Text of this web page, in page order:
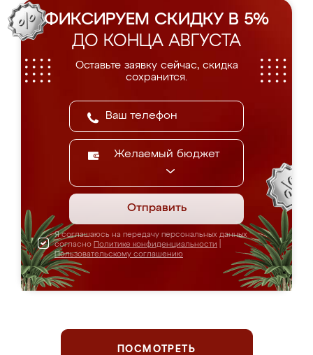
ФИКСИРУЕМ СКИДКУ В 5%
ДО КОНЦА АВГУСТА
Оставьте заявку сейчас, скидка
сохранится.
Желаемый бюджет
Отправить
Я соглашаюсь на передачу персональных данных
согласно Политике конфиденциальности
Пользовательскому соглашению
ПОСМОТРЕТЬ